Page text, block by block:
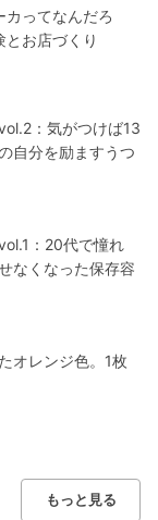
カってなんだろ
とお店づくり
：気がつけば13
自分を励ますうつ
：20代で憧れ
なくなった保存容
オレンジ色。1枚
もっと見る